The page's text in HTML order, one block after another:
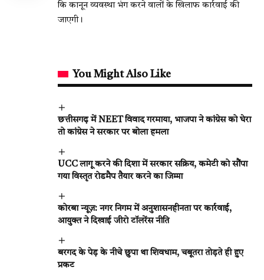
कि कानून व्यवस्था भंग करने वालों के खिलाफ कार्रवाई की
जाएगी।
You Might Also Like
छत्तीसगढ़ में NEET विवाद गरमाया, भाजपा ने कांग्रेस को घेरा
तो कांग्रेस ने सरकार पर बोला हमला
UCC लागू करने की दिशा में सरकार सक्रिय, कमेटी को सौंपा
गया विस्तृत रोडमैप तैयार करने का जिम्मा
कोरबा न्यूज़: नगर निगम में अनुशासनहीनता पर कार्रवाई,
आयुक्त ने दिखाई जीरो टॉलरेंस नीति
बरगद के पेड़ के नीचे छुपा था शिवधाम, चबूतरा तोड़ते ही हुए
प्रकट